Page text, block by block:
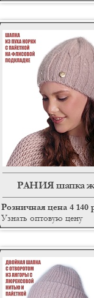
РАНИЯ шапка
Розничная цена 4 140
Узнать оптовую цену